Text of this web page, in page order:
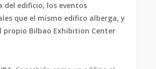
del edificio, los eventos
que el mismo edifico alberga, y
Bilbao Exhibition Center